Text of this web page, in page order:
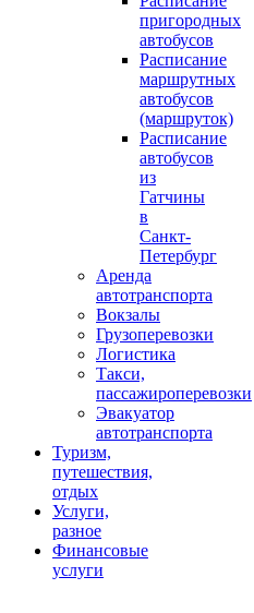
пригородных
автобусов
Расписание
маршрутных
автобусов
(маршруток)
Расписание
автобусов
из
Гатчины
в
Санкт-
Петербург
Аренда
автотранспорта
Вокзалы
Грузоперевозки
Логистика
Такси,
пассажироперевозки
Эвакуатор
автотранспорта
Туризм,
путешествия,
отдых
Услуги,
разное
Финансовые
услуги